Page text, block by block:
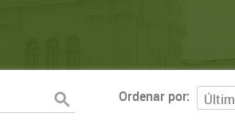
Ordenar por